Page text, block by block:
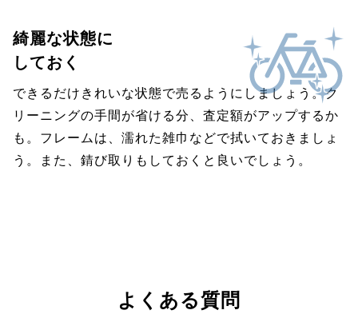
綺麗な状態に
しておく
できるだけきれいな状態で売るようにしましょう。ク
リーニングの手間が省ける分、査定額がアップするか
も。フレームは、濡れた雑巾などで拭いておきましょ
う。また、錆び取りもしておくと良いでしょう。
よくある質問